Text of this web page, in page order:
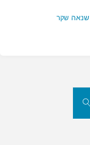
שנאה שקר
חפשו